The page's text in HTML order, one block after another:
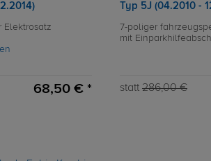
Elektrosatz
68,50 € *
Typ 5J (04.2010 -
7-poliger
mit
statt 286,00 €